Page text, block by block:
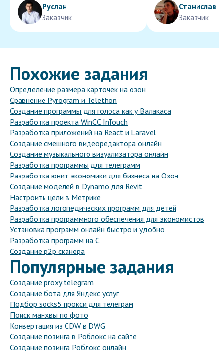
Руслан
Заказчик
Станислав
Заказчик
Похожие задания
Определение размера карточек на озон
Сравнение Pyrogram и Telethon
Создание программы для голоса как у Валакаса
Разработка проекта WinCC InTouch
Разработка приложений на React и Laravel
Создание смешного видеоредактора онлайн
Создание музыкального визуализатора онлайн
Разработка программы для телеграмм
Разработка юнит экономики для бизнеса на Озон
Создание моделей в Dynamo для Revit
Настроить цели в Метрике
Разработка логопедических программ для детей
Разработка программного обеспечения для экономистов
Установка программ онлайн быстро и удобно
Разработка программ на C
Создание p2p сканера
Популярные задания
Создание proxy telegram
Создание бота для Яндекс услуг
Подбор socks5 прокси для телеграм
Поиск манхвы по фото
Конвертация из CDW в DWG
Создание позинга в Роблокс на сайте
Создание позинга Роблокс онлайн